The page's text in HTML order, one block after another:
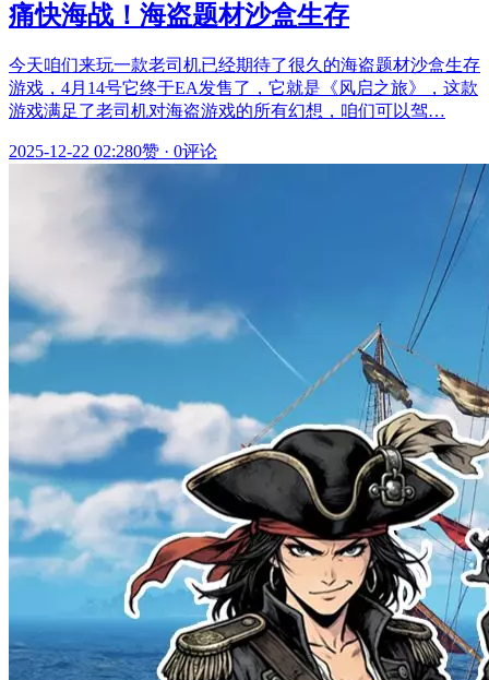
痛快海战！海盗题材沙盒生存
今天咱们来玩一款老司机已经期待了很久的海盗题材沙盒生存
游戏，4月14号它终于EA发售了，它就是《风启之旅》，这款
游戏满足了老司机对海盗游戏的所有幻想，咱们可以驾…
2025-12-22 02:280赞 · 0评论